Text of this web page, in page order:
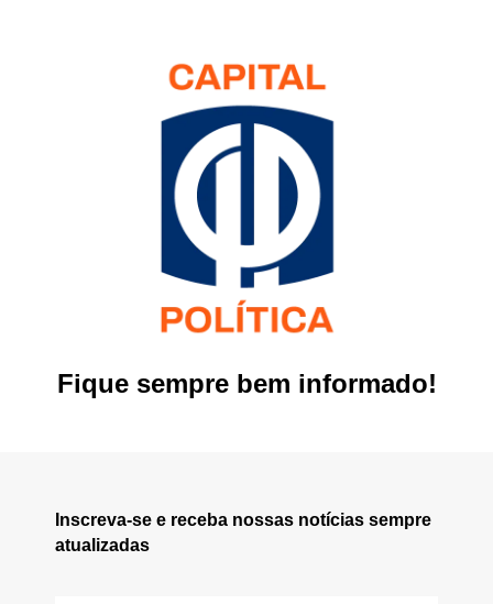
Fique sempre bem informado!
Inscreva-se e receba nossas notícias sempre
atualizadas